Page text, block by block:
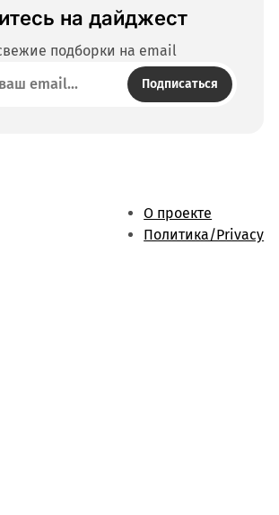
на дайджест
подборки на email
Подписаться
О проекте
Политика/Privacy